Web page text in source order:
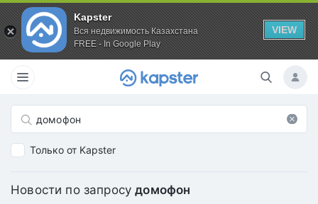
Kapster
Вся недвижимость Казахстана
FREE - In Google Play
VIEW
Только от Kapster
Новости по запросудомофон